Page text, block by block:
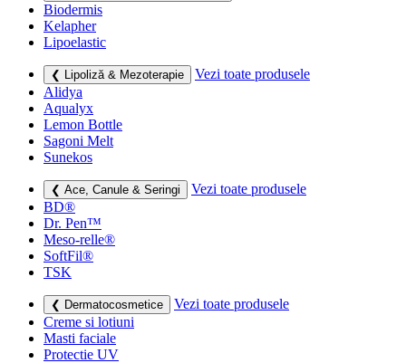
Biodermis
Kelapher
Lipoelastic
❮ Lipoliză & Mezoterapie
Vezi toate produsele
Alidya
Aqualyx
Lemon Bottle
Sagoni Melt
Sunekos
❮ Ace, Canule & Seringi
Vezi toate produsele
BD®
Dr. Pen™
Meso-relle®
SoftFil®
TSK
❮ Dermatocosmetice
Vezi toate produsele
Creme si lotiuni
Masti faciale
Protectie UV